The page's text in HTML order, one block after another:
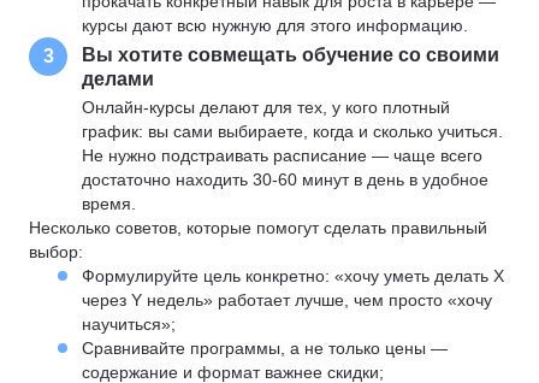
курсы дают всю нужную для этого информацию.
3
Вы хотите совмещать обучение со своими
делами
Онлайн-курсы делают для тех, у кого плотный
график: вы сами выбираете, когда и сколько учиться.
Не нужно подстраивать расписание — чаще всего
достаточно находить 30-60 минут в день в удобное
время.
Несколько советов, которые помогут сделать правильный
выбор:
Формулируйте цель конкретно: «хочу уметь делать X
через Y недель» работает лучше, чем просто «хочу
научиться»;
Сравнивайте программы, а не только цены —
содержание и формат важнее скидки;